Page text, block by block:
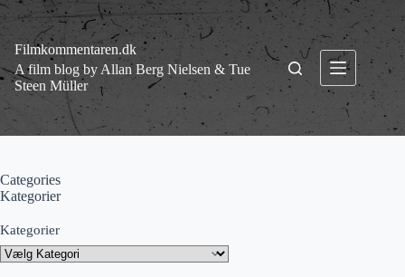
Fortsæt
indhold
Filmkommentaren.dk
A film blog by Allan Berg Nielsen & Tue
Steen Müller
Categories
Kategorier
Kategorier